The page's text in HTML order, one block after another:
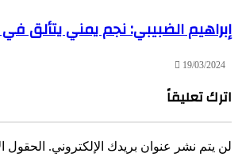
إبراهيم الضبيبي: نجم يمني يتألق
19/03/2024
اترك تعليقاً
لن يتم نشر عنوان بريدك الإلكتروني. الحقول